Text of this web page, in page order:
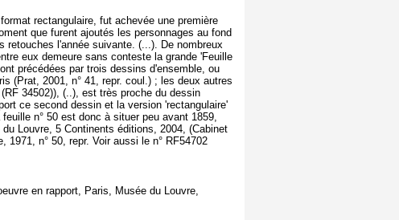
rectangulaire, fut achevée une première
que furent ajoutés les personnages au fond
retouches l'année suivante. (...). De nombreux
eux demeure sans conteste la grande 'Feuille
précédées par trois dessins d'ensemble, ou
(Prat, 2001, n° 41, repr. coul.) ; les deux autres
34502)), (..), est très proche du dessin
ce second dessin et la version 'rectangulaire'
n° 50 est donc à situer peu avant 1859,
Louvre, 5 Continents éditions, 2004, (Cabinet
n° 50, repr. Voir aussi le n° RF54702
en rapport, Paris, Musée du Louvre,